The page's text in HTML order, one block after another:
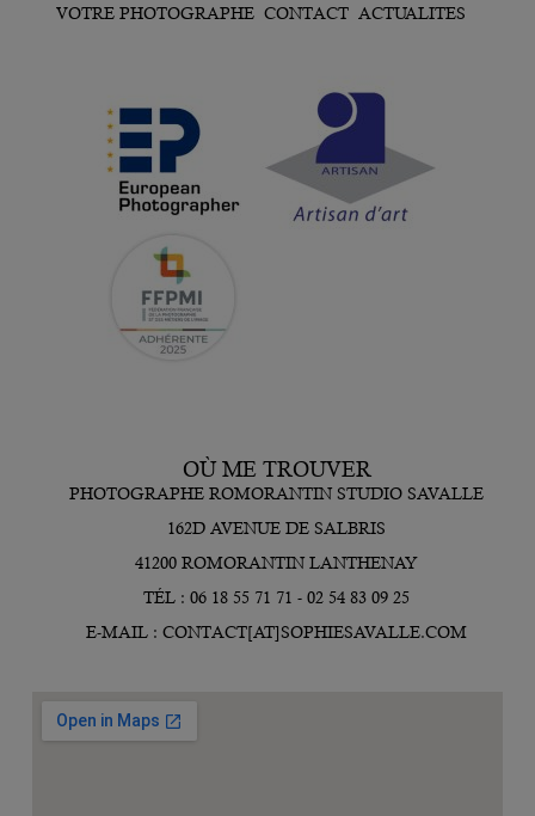
VOTRE PHOTOGRAPHE CONTACT ACTUALITES
OÙ ME TROUVER
PHOTOGRAPHE ROMORANTIN STUDIO SAVALLE
162D AVENUE DE SALBRIS
41200 ROMORANTIN LANTHENAY
TÉL : 06 18 55 71 71 - 02 54 83 09 25
E-MAIL : CONTACT[AT]SOPHIESAVALLE.COM